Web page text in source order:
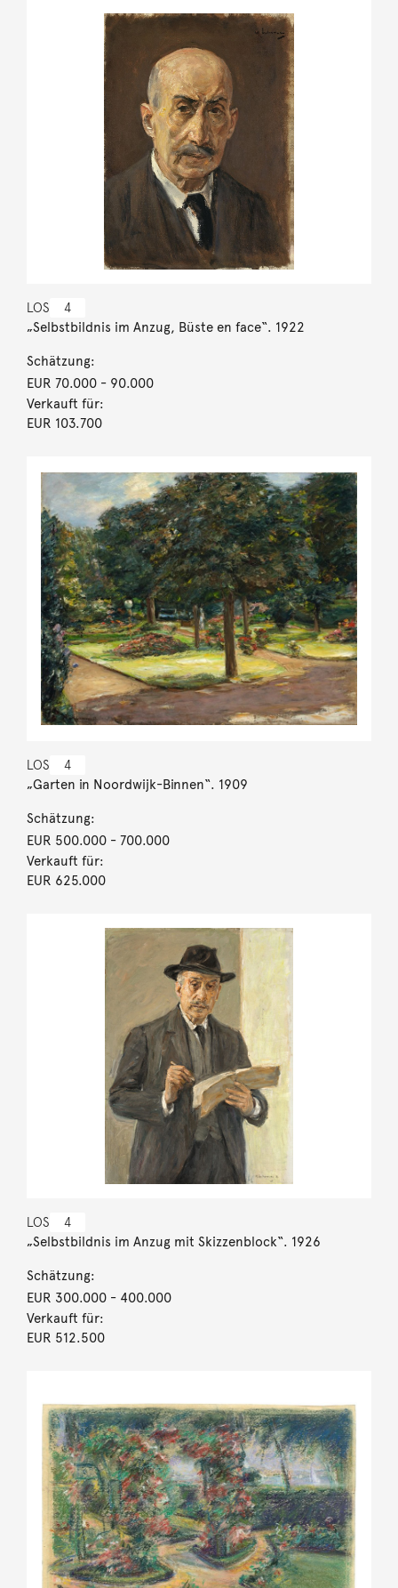
LOS 4
„Selbstbildnis im Anzug, Büste en face“. 1922
Schätzung:
EUR 70.000- 90.000
Verkauft für:
EUR 103.700
LOS 4
„Garten in Noordwijk-Binnen“. 1909
Schätzung:
EUR 500.000- 700.000
Verkauft für:
EUR 625.000
LOS 4
„Selbstbildnis im Anzug mit Skizzenblock“. 1926
Schätzung:
EUR 300.000- 400.000
Verkauft für:
EUR 512.500